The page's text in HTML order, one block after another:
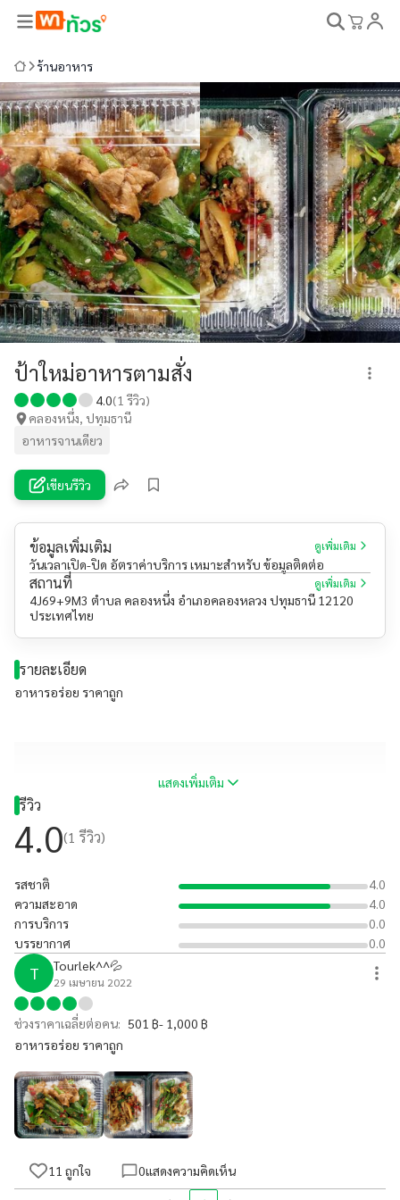
ร้านอาหาร
ป้าใหม่อาหารตามสั่ง
4.0(1 รีวิว)
คลองหนึ่ง, ปทุมธานี
อาหารจานเดียว
เขียนรีวิว
ข้อมูลเพิ่มเติม ดูเพิ่มเติม
วันเวลาเปิด-ปิด อัตราค่าบริการ เหมาะสำหรับ ข้อมูลติดต่อ
สถานที่ ดูเพิ่มเติม
4J69+9M3 ตำบล คลองหนึ่ง อำเภอคลองหลวง ปทุมธานี 12120
ประเทศไทย
รายละเอียด
อาหารอร่อย ราคาถูก
แสดงเพิ่มเติม
รีวิว
4.0(1 รีวิว)
รสชาติ
4.0
ความสะอาด
4.0
การบริการ
0.0
บรรยากาศ
0.0
T Tourlek^^💦
29 เมษายน 2022
ช่วงราคาเฉลี่ยต่อคน: 501 ฿- 1,000 ฿
อาหารอร่อย ราคาถูก
11 ถูกใจ 0แสดงความคิดเห็น